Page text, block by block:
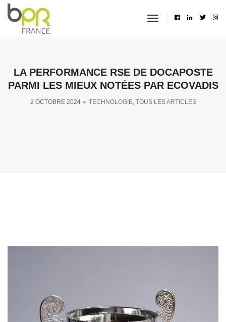
toggle
LA PERFORMANCE RSE DE DOCAPOSTE
PARMI LES MIEUX NOTÉES PAR ECOVADIS
2 OCTOBRE 2024 TECHNOLOGIE, TOUS LES ARTICLES